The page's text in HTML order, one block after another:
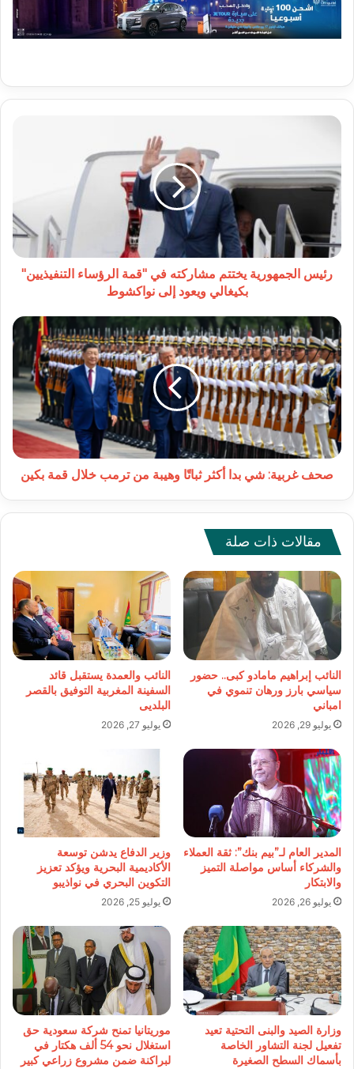
رئيس
مشاركته
في
"قمة
الرؤساء
التنفيذيين"
بكيغالي
ويعود
رئيس الجمهورية يختتم مشاركته في "قمة الرؤساء التنفيذيين"
بكيغالي ويعود إلى نواكشوط
صحف
غربية:
شي
بدا
أكثر
ثباتًا
وهيبة
من
ترمب
خلال
صحف غربية: شي بدا أكثر ثباتًا وهيبة من ترمب خلال قمة بكين
مقالات ذات صلة
النائب إبراهيم مامادو كبى.. حضور
سياسي بارز ورهان تنموي في
امباني
يوليو 29, 2026
النائب والعمدة يستقبل قائد
السفينة المغربية التوفيق بالقصر
البلديى
يوليو 27, 2026
المدير العام لـ”بيم بنك”: ثقة العملاء
والشركاء أساس مواصلة التميز
والابتكار
يوليو 26, 2026
وزير الدفاع يدشن توسعة
الأكاديمية البحرية ويؤكد تعزيز
التكوين البحري في نواذيبو
يوليو 25, 2026
وزارة الصيد والبنى التحتية تعيد
تفعيل لجنة التشاور الخاصة
بأسماك السطح الصغيرة
موريتانيا تمنح شركة سعودية حق
استغلال نحو 54 ألف هكتار في
لبراكنة ضمن مشروع زراعي كبير